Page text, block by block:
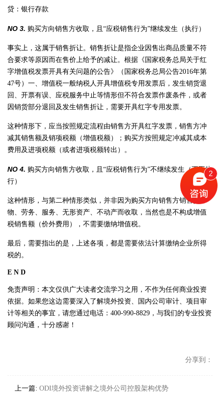
贷：银行存款
NO 3. 购买方向销售方收取，且“应税销售行为”继续发生（执行）
事实上，这属于销售折让。销售折让是指企业因售出商品质量不符
合要求等原因而在售价上给予的减让。根据《国家税务总局关于红
字增值税发票开具有关问题的公告》（国家税务总局公告2016年第
47号）一、增值税一般纳税人开具增值税专用发票后，发生销货退
回、开票有误、应税服务中止等情形但不符合发票作废条件，或者
因销货部分退回及发生销售折让，需要开具红字专用发票。
这种情形下，应当按照规定流程由销售方开具红字发票，销售方冲
减其销售额及销项税额（增值税额）；购买方按照规定冲减其成本
费用及进项税额（或者进项税额转出）。
NO 4. 购买方向销售方收取，且“应税销售行为”不继续发生（不再执
行）
这种情形，与第二种情形类似，并非因为购买方向销售方销售货
物、劳务、服务、无形资产、不动产而收取，当然也是不构成增值
税销售额（价外费用），不需要缴纳增值税。
最后，需要指出的是，上述各项，都是需要依法计算缴纳企业所得
税的。
E N D
免责声明：本文仅供广大读者交流学习之用，不作为任何商业投资
依据。如果您这边需要深入了解境外投资、国内公司审计、项目审
计等相关的事宜，请您通过电话：400-990-8829，与我们的专业投资
顾问沟通，十分感谢！
分享到：
上一篇: ODI境外投资讲解之境外公司控股架构优势
2